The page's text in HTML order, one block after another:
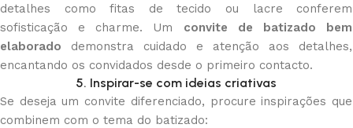
detalhes como fitas de tecido ou lacre conferem
sofisticação e charme. Um convite de batizado bem
elaborado demonstra cuidado e atenção aos detalhes,
encantando os convidados desde o primeiro contacto.
5. Inspirar-se com ideias criativas
Se deseja um convite diferenciado, procure inspirações que
combinem com o tema do batizado: